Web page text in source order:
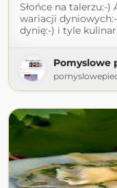
Słońce na talerzu:-
wariacji
dynię:-) i tyle
Pomyslowe